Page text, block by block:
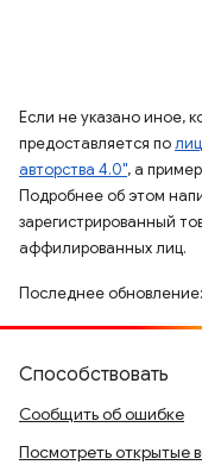
Если не указано иное,
предоставляется по
авторства 4.0", а
Подробнее об этом
зарегистрированный
аффилированных лиц.
Последнее
Способствовать
Сообщить об ошибке
Посмотреть открытые